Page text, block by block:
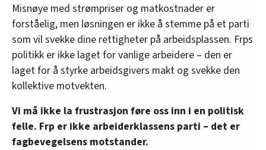
Misnøye med strømpriser og matkostnader er
forståelig, men løsningen er ikke å stemme på et parti
som vil svekke dine rettigheter på arbeidsplassen. Frps
politikk er ikke laget for vanlige arbeidere – den er
laget for å styrke arbeidsgivers makt og svekke den
kollektive motvekten.
Vi må ikke la frustrasjon føre oss inn i en politisk
felle. Frp er ikke arbeiderklassens parti – det er
fagbevegelsens motstander.